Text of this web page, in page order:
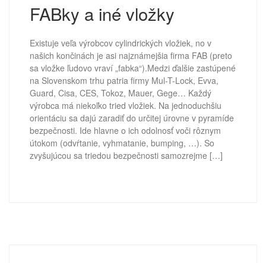
FABky a iné vložky
Existuje veľa výrobcov cylindrických vložiek, no v
našich končinách je asi najznámejšia firma FAB (preto
sa vložke ľudovo vraví „fabka“).Medzi ďalšie zastúpené
na Slovenskom trhu patria firmy Mul-T-Lock, Evva,
Guard, Cisa, CES, Tokoz, Mauer, Gege… Každý
výrobca má niekoľko tried vložiek. Na jednoduchšiu
orientáciu sa dajú zaradiť do určitej úrovne v pyramíde
bezpečnosti. Ide hlavne o ich odolnosť voči rôznym
útokom (odvŕtanie, vyhmatanie, bumping, …). So
zvyšujúcou sa triedou bezpečnosti samozrejme […]